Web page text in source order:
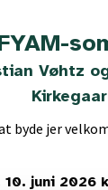
Vøhtz
byde jer
10. juni 2026